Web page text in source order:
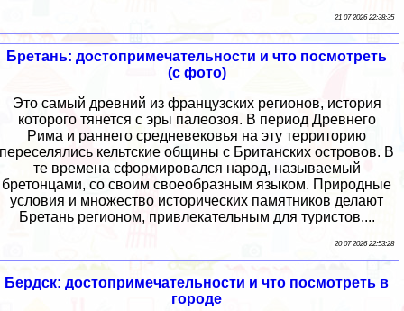
21 07 2026 22:38:35
Бретань: достопримечательности и что посмотреть
(с фото)
Это самый древний из французских регионов, история
которого тянется с эры палеозоя. В период Древнего
Рима и раннего средневековья на эту территорию
переселялись кельтские общины с Британских островов. В
те времена сформировался народ, называемый
бретонцами, со своим своеобразным языком. Природные
условия и множество исторических памятников делают
Бретань регионом, привлекательным для туристов....
20 07 2026 22:53:28
Бердск: достопримечательности и что посмотреть в
городе